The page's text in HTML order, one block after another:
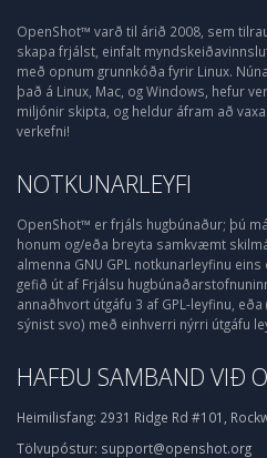
OpenShot™ varð til árið 2008, sem
skapa frjálst, einfalt
með opnum grunnkóða fyrir Linux.
það á Linux, Mac, og Windows, hefur
miljónir skipta, og heldur áfram að
verkefni!
NOTKUNARLEYFI
OpenShot™ er frjáls hugbúnaður; þú
honum og/eða breyta samkvæmt
almenna GNU GPL notkunarleyfinu
gefið út af Frjálsu
annaðhvort útgáfu 3 af GPL-leyfinu, eða
sýnist svo) með einhverri nýrri útgáfu
HAFÐU SAMBAND VIÐ
Heimilisfang: 2931 Ridge Rd #101,
Tölvupóstur: support@openshot.org